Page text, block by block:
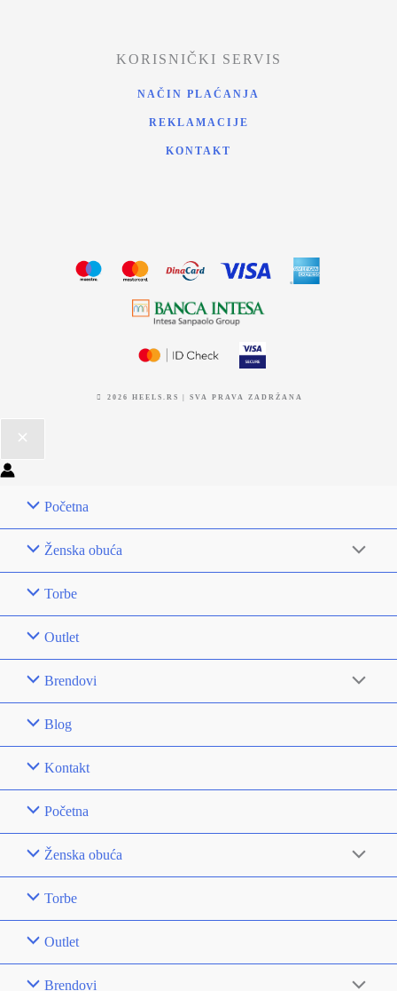
KORISNIČKI SERVIS
NAČIN PLAĆANJA
REKLAMACIJE
KONTAKT
2026 HEELS.RS | SVA PRAVA ZADRŽANA
Početna
Ženska obuća
Torbe
Outlet
Brendovi
Blog
Kontakt
Početna
Ženska obuća
Torbe
Outlet
Brendovi